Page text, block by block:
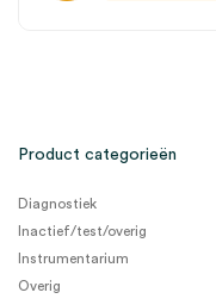
Product categorieën
Diagnostiek
Inactief/test/overig
Instrumentarium
Overig